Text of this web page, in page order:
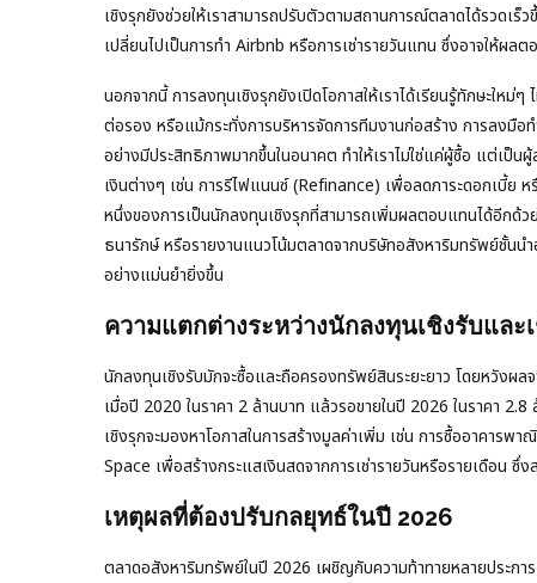
เชิงรุกยังช่วยให้เราสามารถปรับตัวตามสถานการณ์ตลาดได้รวดเร็
เปลี่ยนไปเป็นการทำ Airbnb หรือการเช่ารายวันแทน ซึ่งอาจให้ผล
นอกจากนี้ การลงทุนเชิงรุกยังเปิดโอกาสให้เราได้เรียนรู้ทักษะใหม่
ต่อรอง หรือแม้กระทั่งการบริหารจัดการทีมงานก่อสร้าง การลงมือท
อย่างมีประสิทธิภาพมากขึ้นในอนาคต ทำให้เราไม่ใช่แค่ผู้ซื้อ แต่เป็น
เงินต่างๆ เช่น การรีไฟแนนซ์ (Refinance) เพื่อลดภาระดอกเบี้
หนึ่งของการเป็นนักลงทุนเชิงรุกที่สามารถเพิ่มผลตอบแทนได้อีกด้
ธนารักษ์ หรือรายงานแนวโน้มตลาดจากบริษัทอสังหาริมทรัพย์ชั้นน
อย่างแม่นยำยิ่งขึ้น
ความแตกต่างระหว่างนักลงทุนเชิงรับและ
นักลงทุนเชิงรับมักจะซื้อและถือครองทรัพย์สินระยะยาว โดยหวังผล
เมื่อปี 2020 ในราคา 2 ล้านบาท แล้วรอขายในปี 2026 ในราคา
เชิงรุกจะมองหาโอกาสในการสร้างมูลค่าเพิ่ม เช่น การซื้ออาคาร
Space เพื่อสร้างกระแสเงินสดจากการเช่ารายวันหรือรายเดือน
เหตุผลที่ต้องปรับกลยุทธ์ในปี 2026
ตลาดอสังหาริมทรัพย์ในปี 2026 เผชิญกับความท้าทายหลายประก